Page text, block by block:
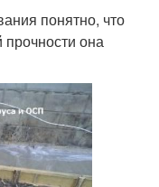
понятно, что
прочности она